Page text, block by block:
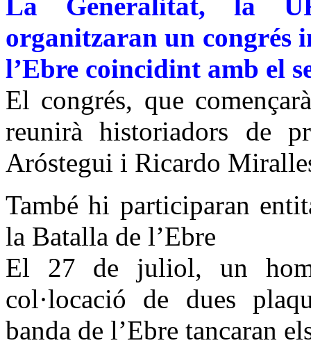
organitzaran un congrés
l’Ebre coincidint amb el
El congrés, que
reunirà historiadors de
Aróstegui i Ricardo
També hi participaran
la Batalla de l’Ebre
El 27 de juliol, un
col·locació de dues
banda de l’Ebre tancaran